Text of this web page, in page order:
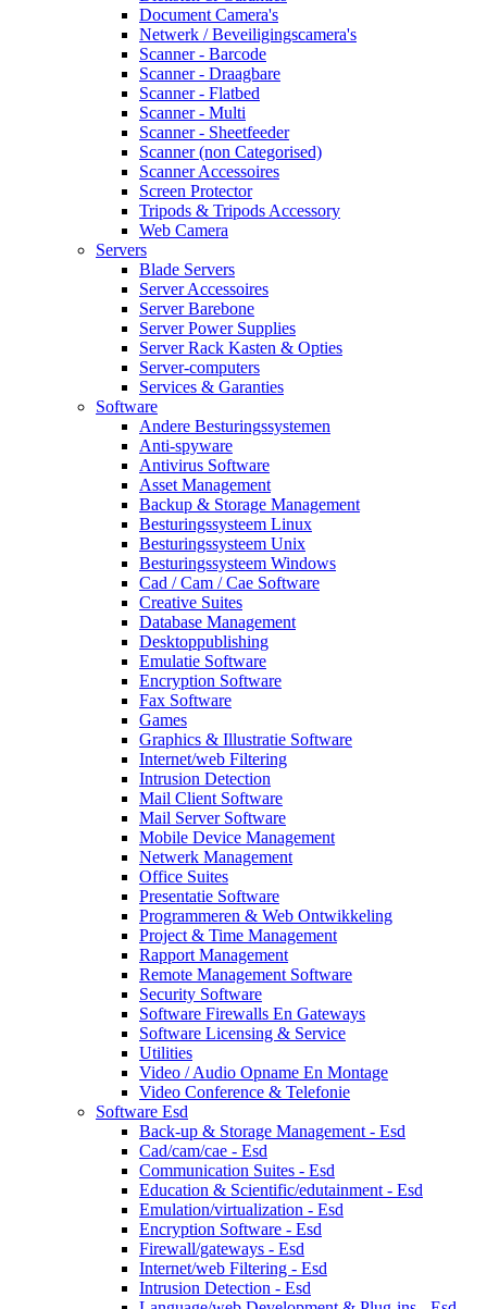
Document Camera's
Netwerk / Beveiligingscamera's
Scanner - Barcode
Scanner - Draagbare
Scanner - Flatbed
Scanner - Multi
Scanner - Sheetfeeder
Scanner (non Categorised)
Scanner Accessoires
Screen Protector
Tripods & Tripods Accessory
Web Camera
Servers
Blade Servers
Server Accessoires
Server Barebone
Server Power Supplies
Server Rack Kasten & Opties
Server-computers
Services & Garanties
Software
Andere Besturingssystemen
Anti-spyware
Antivirus Software
Asset Management
Backup & Storage Management
Besturingssysteem Linux
Besturingssysteem Unix
Besturingssysteem Windows
Cad / Cam / Cae Software
Creative Suites
Database Management
Desktoppublishing
Emulatie Software
Encryption Software
Fax Software
Games
Graphics & Illustratie Software
Internet/web Filtering
Intrusion Detection
Mail Client Software
Mail Server Software
Mobile Device Management
Netwerk Management
Office Suites
Presentatie Software
Programmeren & Web Ontwikkeling
Project & Time Management
Rapport Management
Remote Management Software
Security Software
Software Firewalls En Gateways
Software Licensing & Service
Utilities
Video / Audio Opname En Montage
Video Conference & Telefonie
Software Esd
Back-up & Storage Management - Esd
Cad/cam/cae - Esd
Communication Suites - Esd
Education & Scientific/edutainment - Esd
Emulation/virtualization - Esd
Encryption Software - Esd
Firewall/gateways - Esd
Internet/web Filtering - Esd
Intrusion Detection - Esd